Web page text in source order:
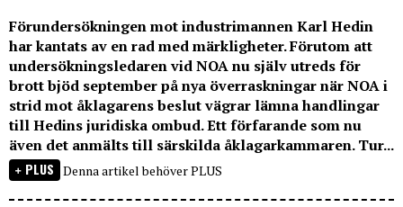
Förundersökningen mot industrimannen Karl Hedin
har kantats av en rad med märkligheter. Förutom att
undersökningsledaren vid NOA nu själv utreds för
brott bjöd september på nya överraskningar när NOA i
strid mot åklagarens beslut vägrar lämna handlingar
till Hedins juridiska ombud. Ett förfarande som nu
även det anmälts till särskilda åklagarkammaren. Tur...
PLUS Denna artikel behöver PLUS